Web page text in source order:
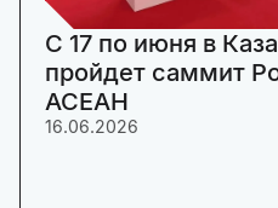
C 17 по июня в
пройдет саммит
АСЕАН
16.06.2026